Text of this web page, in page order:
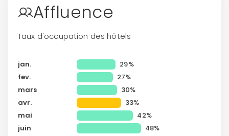
Affluence
Taux d'occupation des hôtels
jan.
29%
fev.
27%
mars
30%
avr.
33%
mai
42%
juin
48%